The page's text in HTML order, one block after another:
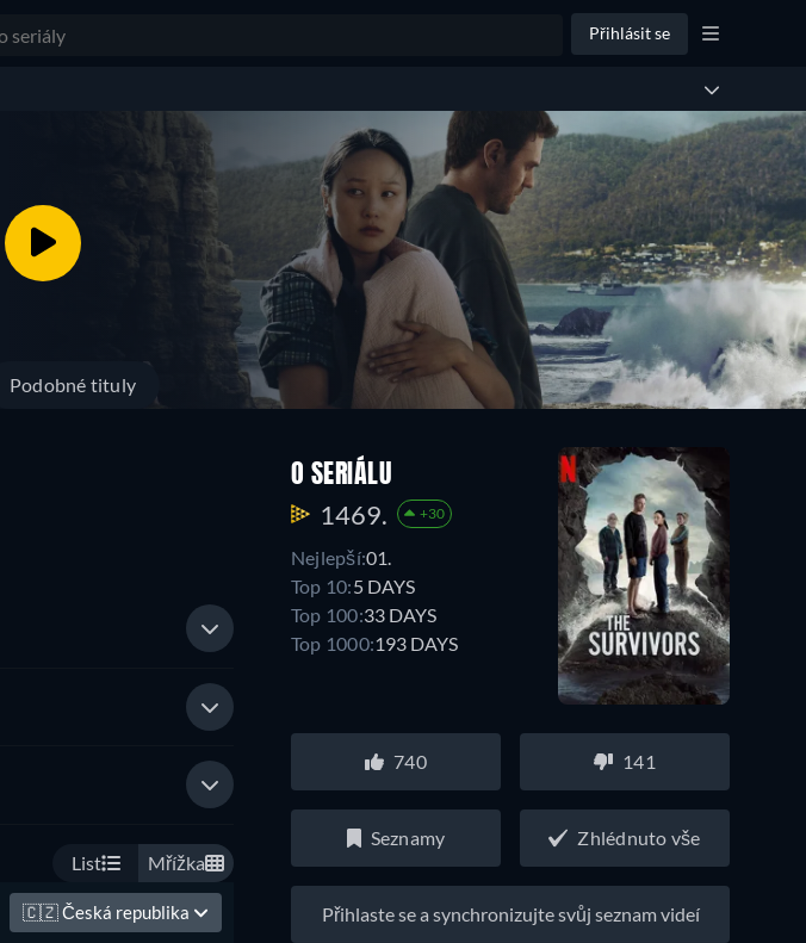
Přihlásit se
Podobné tituly
List Mřížka
🇨🇿Česká republika
O SERIÁLU
1469. +30
Nejlepší:01.
Top 10:5 DAYS
Top 100:33 DAYS
Top 1000:193 DAYS
740 141
Seznamy Zhlédnuto vše
Přihlaste se a synchronizujte svůj seznam videí